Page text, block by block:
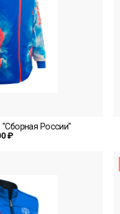
"Сборная России"
₽